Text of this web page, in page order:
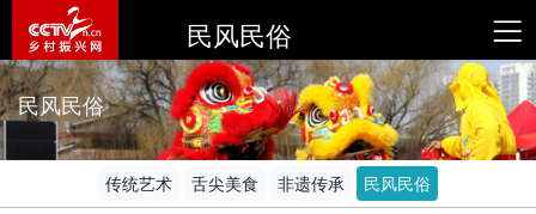
民风民俗
民风民俗
传统艺术 舌尖美食 非遗传承 民风民俗